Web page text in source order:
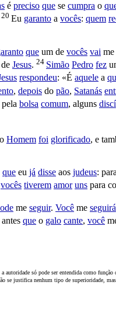
é preciso que se cumpra o
20 Eu garanto a vocês: quem
que um de vocês vai me
de Jesus. 24 Simão Pedro fez
respondeu: «É aquele a
, depois do pão, Satanás
pela bolsa comum, alguns
Homem foi glorificado, e
que eu já disse aos judeus: para
vocês tiverem amor uns para
me seguir. Você me seguirá
antes que o galo cante, você
só pode ser entendida como
se justifica nenhum tipo de superioridade,